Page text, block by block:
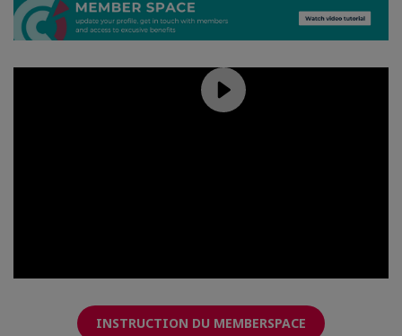
INSTRUCTION DU MEMBERSPACE